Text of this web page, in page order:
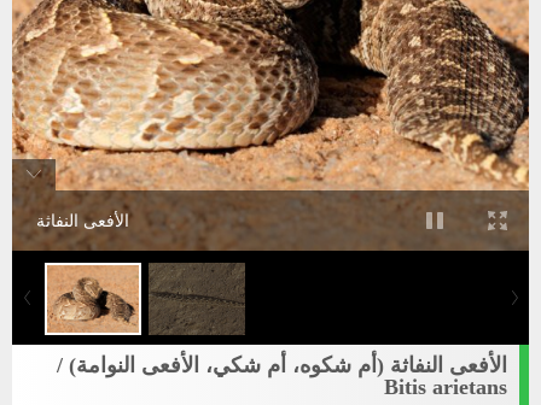
الأفعى النفاثة
الأفعى النفاثة (أم شكوه، أم شكي، الأفعى النوامة) /
Bitis arietans